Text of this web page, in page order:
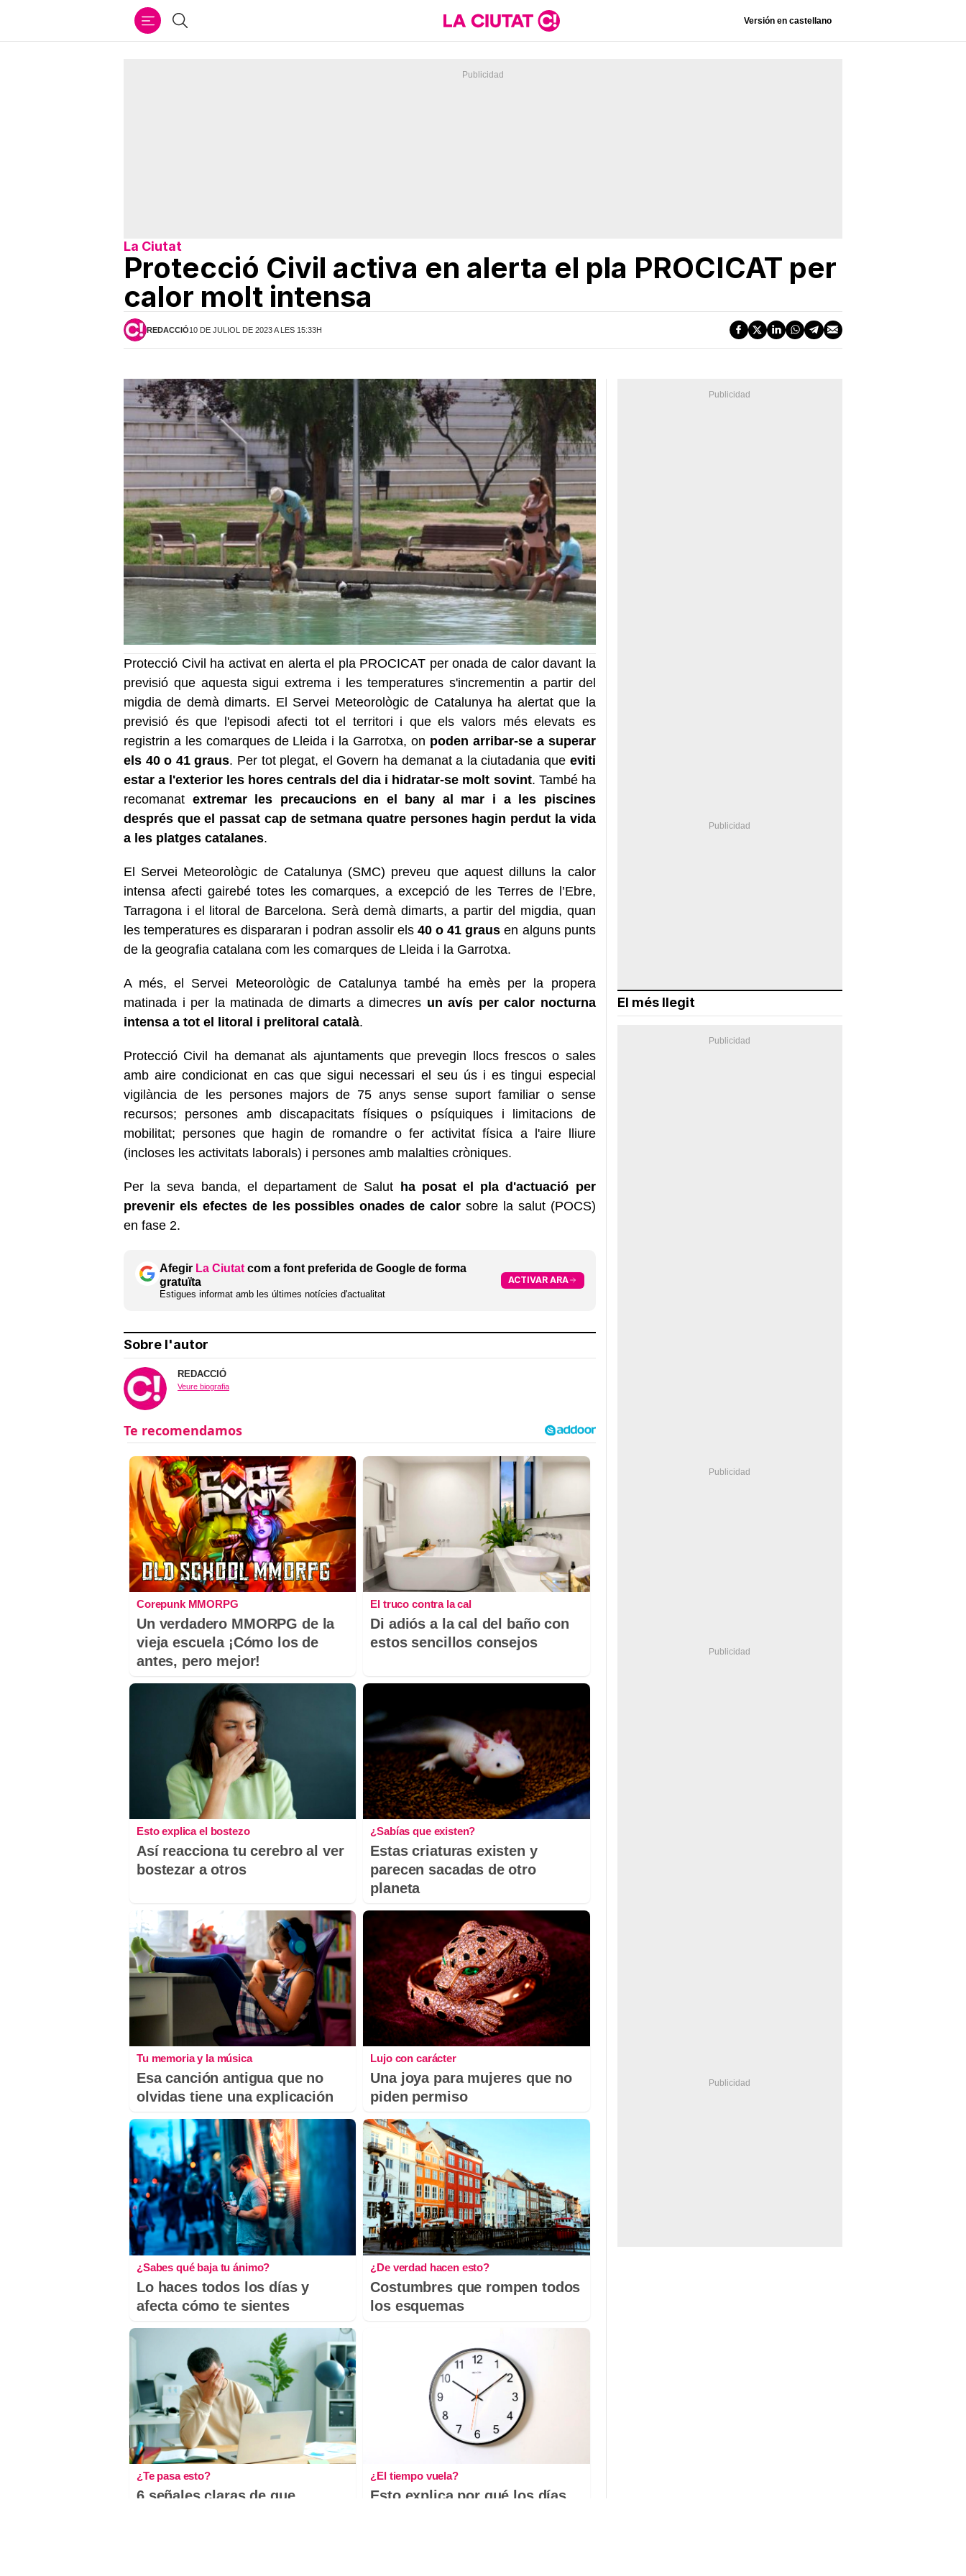
Cercar Versión en castellano
La Ciutat
Protecció Civil activa en alerta el pla PROCICAT per
calor molt intensa
REDACCIÓ10 DE JULIOL DE 2023 A LES 15:33H
Protecció Civil ha activat en alerta el pla PROCICAT per onada de calor davant la
previsió que aquesta sigui extrema i les temperatures s'incrementin a partir del
migdia de demà dimarts. El Servei Meteorològic de Catalunya ha alertat que la
previsió és que l'episodi afecti tot el territori i que els valors més elevats es
registrin a les comarques de Lleida i la Garrotxa, on poden arribar-se a superar
els 40 o 41 graus. Per tot plegat, el Govern ha demanat a la ciutadania que eviti
estar a l'exterior les hores centrals del dia i hidratar-se molt sovint. També ha
recomanat extremar les precaucions en el bany al mar i a les piscines
després que el passat cap de setmana quatre persones hagin perdut la vida
a les platges catalanes.
El Servei Meteorològic de Catalunya (SMC) preveu que aquest dilluns la calor
intensa afecti gairebé totes les comarques, a excepció de les Terres de l’Ebre,
Tarragona i el litoral de Barcelona. Serà demà dimarts, a partir del migdia, quan
les temperatures es dispararan i podran assolir els 40 o 41 graus en alguns punts
de la geografia catalana com les comarques de Lleida i la Garrotxa.
A més, el Servei Meteorològic de Catalunya també ha emès per la propera
matinada i per la matinada de dimarts a dimecres un avís per calor nocturna
intensa a tot el litoral i prelitoral català.
Protecció Civil ha demanat als ajuntaments que prevegin llocs frescos o sales
amb aire condicionat en cas que sigui necessari el seu ús i es tingui especial
vigilància de les persones majors de 75 anys sense suport familiar o sense
recursos; persones amb discapacitats físiques o psíquiques i limitacions de
mobilitat; persones que hagin de romandre o fer activitat física a l'aire lliure
(incloses les activitats laborals) i persones amb malalties cròniques.
Per la seva banda, el departament de Salut ha posat el pla d'actuació per
prevenir els efectes de les possibles onades de calor sobre la salut (POCS)
en fase 2.
Afegir La Ciutat com a font preferida de Google de forma
gratuïta
Estigues informat amb les últimes notícies d'actualitat
ACTIVAR ARA
Sobre l'autor
REDACCIÓ
Veure biografia
Corepunk MMORPG
Un verdadero MMORPG de la
vieja escuela ¡Cómo los de
antes, pero mejor!
El truco contra la cal
Di adiós a la cal del baño con
estos sencillos consejos
Esto explica el bostezo
Así reacciona tu cerebro al ver
bostezar a otros
¿Sabías que existen?
Estas criaturas existen y
parecen sacadas de otro
planeta
Tu memoria y la música
Esa canción antigua que no
olvidas tiene una explicación
Lujo con carácter
Una joya para mujeres que no
piden permiso
¿Sabes qué baja tu ánimo?
Lo haces todos los días y
afecta cómo te sientes
¿De verdad hacen esto?
Costumbres que rompen todos
los esquemas
¿Te pasa esto?
6 señales claras de que
¿El tiempo vuela?
Esto explica por qué los días
El més llegit